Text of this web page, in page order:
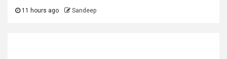
11 hours ago Sandeep